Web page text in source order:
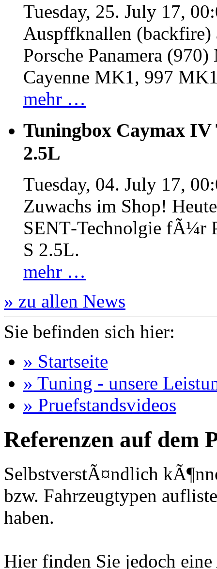
Tuesday, 25. July 17,
Auspffknallen
Porsche Panamera
Cayenne MK1, 997
mehr …
Tuningbox Caymax IV
2.5L
Tuesday, 04. July 17,
Zuwachs im Shop!
SENT‐Technolgie fÃ¼r
S 2.5L.
mehr …
» zu allen News
Sie befinden sich hier:
» Startseite
» Tuning - unsere
» Pruefstandsvideos
Referenzen auf dem
SelbstverstÃ¤ndlich
bzw. Fahrzeugtypen
haben.
Hier finden Sie jedoch